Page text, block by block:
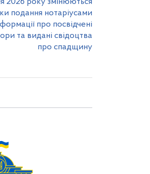
2026 року змінюються
подання нотаріусами
про посвідчені
та видані свідоцтва
про спадщину